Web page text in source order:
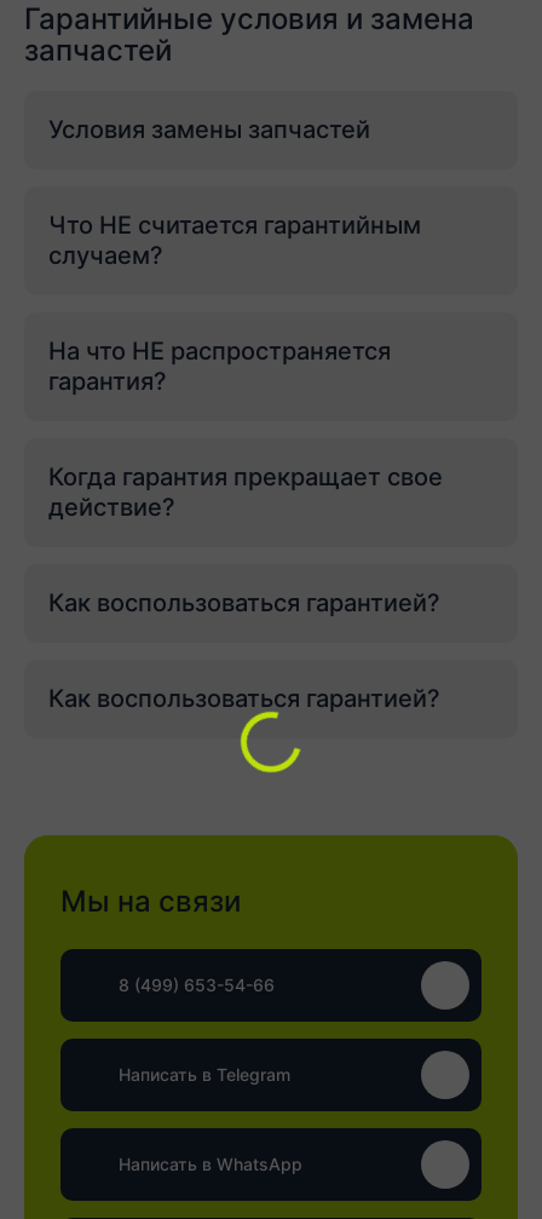
Гарантийные условия и замена
запчастей
Условия замены запчастей
Что НЕ считается гарантийным
случаем?
На что НЕ распространяется
гарантия?
Когда гарантия прекращает свое
действие?
Как воспользоваться гарантией?
Как воспользоваться гарантией?
Мы на связи
8 (499) 653-54-66
Написать в Telegram
Написать в WhatsApp